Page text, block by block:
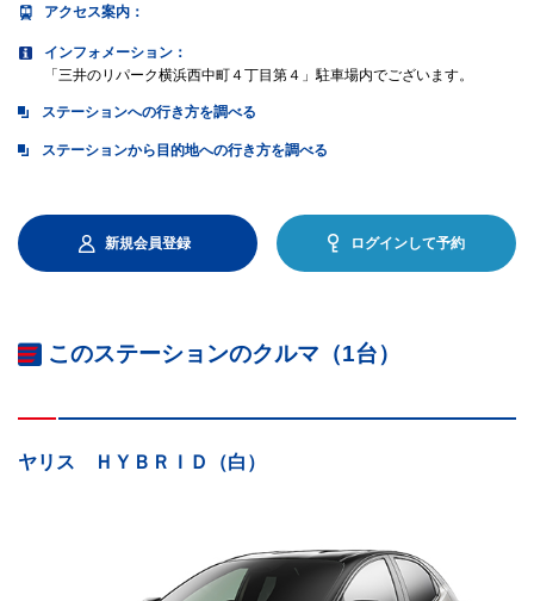
アクセス案内 ：
インフォメーション：
「三井のリパーク横浜西中町４丁目第４」駐車場内でございます。
ステーションへの行き方を調べる
ステーションから目的地への行き方を調べる
新規会員登録 ログインして予約
このステーションのクルマ（1台）
ヤリス ＨＹＢＲＩＤ（白）